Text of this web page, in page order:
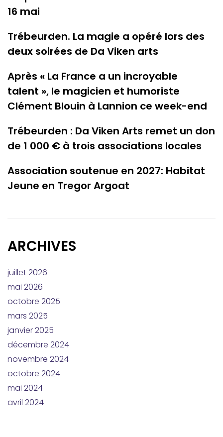
16 mai
Trébeurden. La magie a opéré lors des
deux soirées de Da Viken arts
Après « La France a un incroyable
talent », le magicien et humoriste
Clément Blouin à Lannion ce week-end
Trébeurden : Da Viken Arts remet un don
de 1 000 € à trois associations locales
Association soutenue en 2027: Habitat
Jeune en Tregor Argoat
ARCHIVES
juillet 2026
mai 2026
octobre 2025
mars 2025
janvier 2025
décembre 2024
novembre 2024
octobre 2024
mai 2024
avril 2024